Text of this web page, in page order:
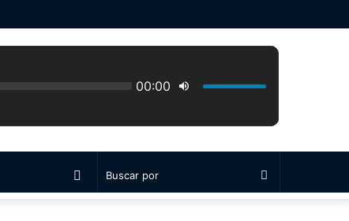
Buscar
Switch